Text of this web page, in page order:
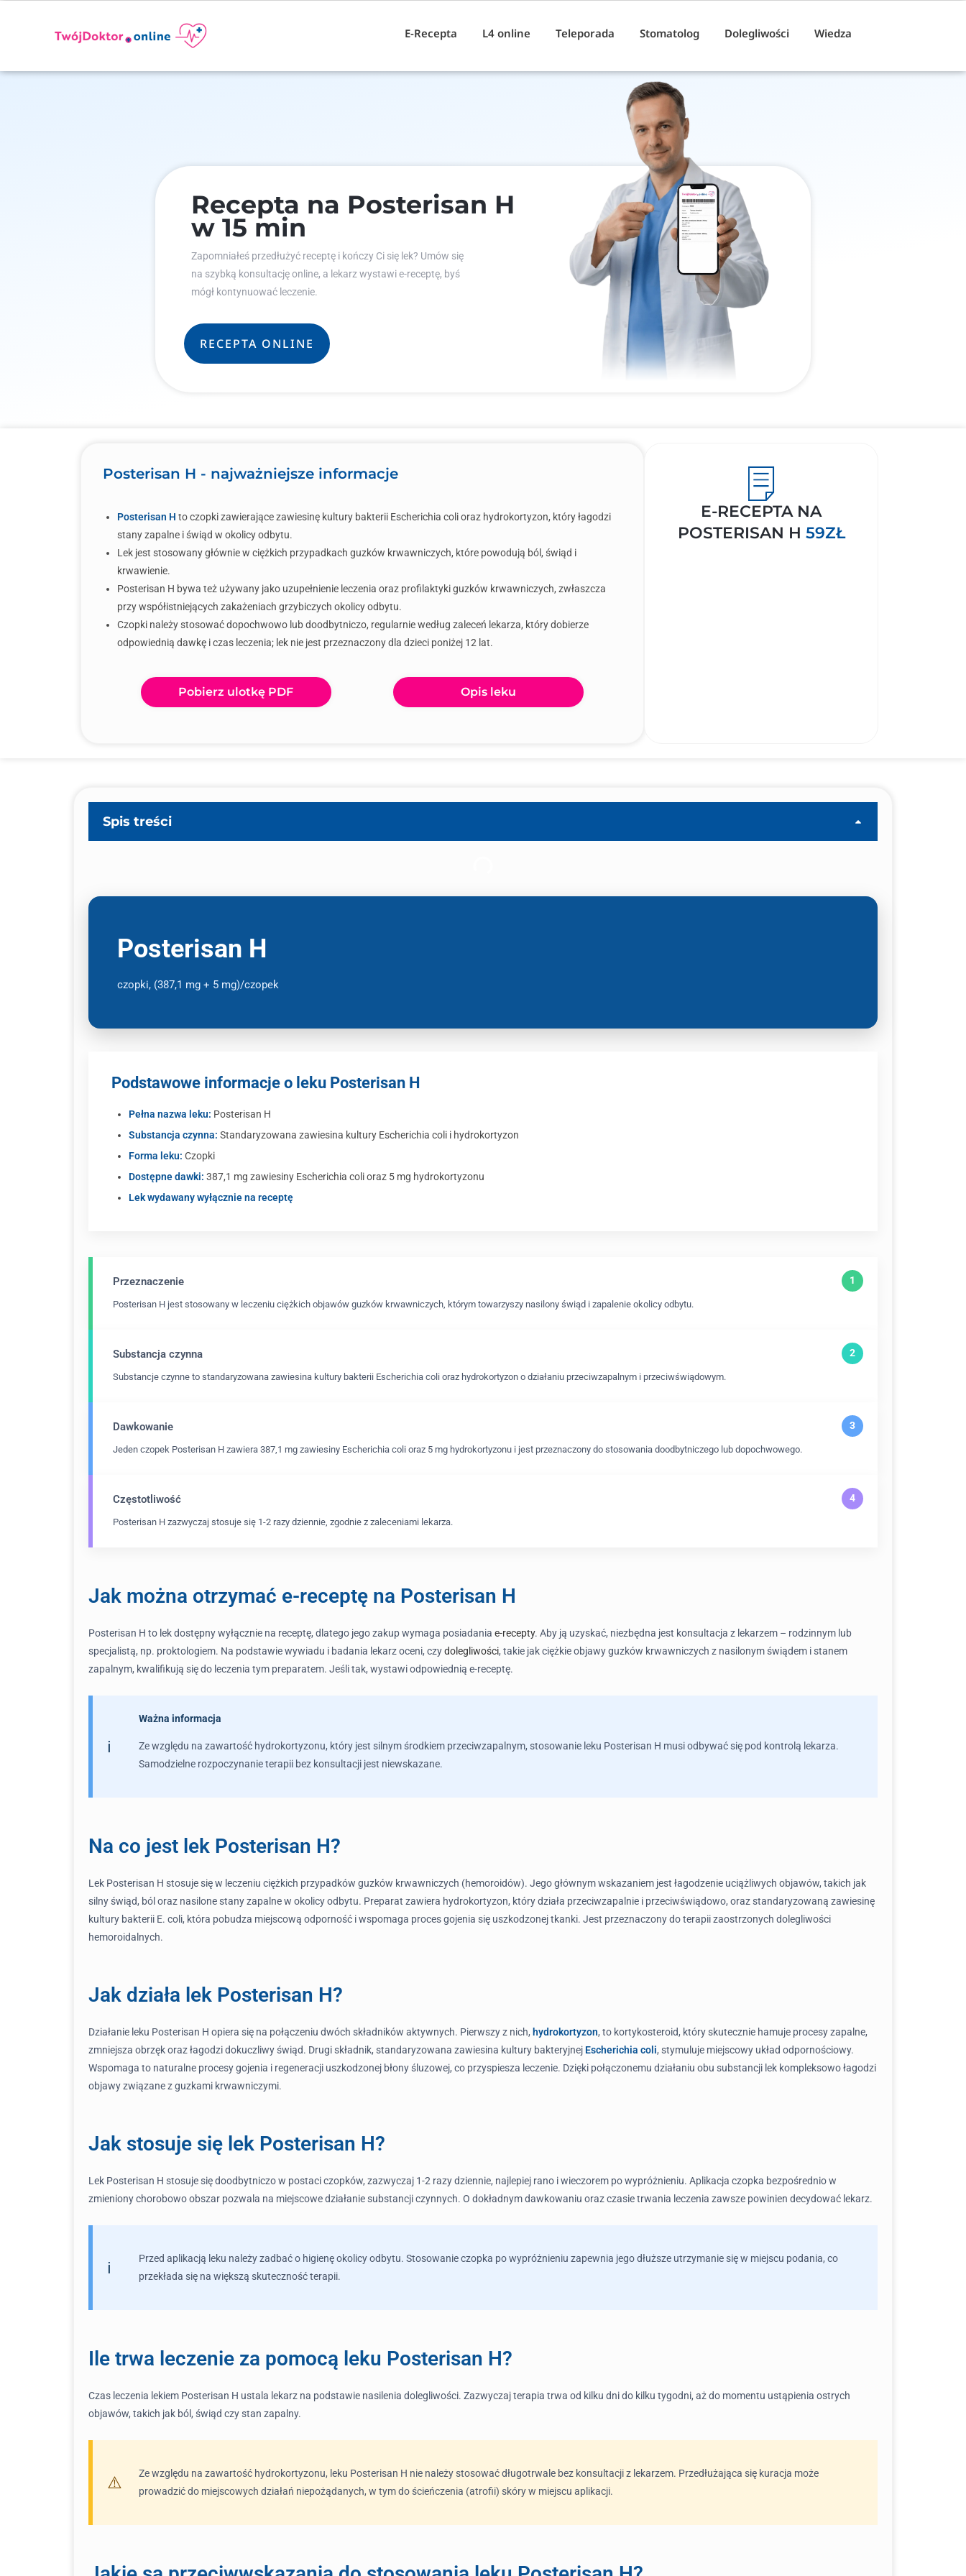
E-Recepta L4 online Teleporada Stomatolog Dolegliwości Wiedza
Recepta na Posterisan H
w 15 min
Zapomniałeś przedłużyć receptę i kończy Ci się lek? Umów się
na szybką konsultację online, a lekarz wystawi e-receptę, byś
mógł kontynuować leczenie.
RECEPTA ONLINE
Posterisan H - najważniejsze informacje
Posterisan H to czopki zawierające zawiesinę kultury bakterii Escherichia coli oraz hydrokortyzon, który łagodzi
stany zapalne i świąd w okolicy odbytu.
Lek jest stosowany głównie w ciężkich przypadkach guzków krwawniczych, które powodują ból, świąd i
krwawienie.
Posterisan H bywa też używany jako uzupełnienie leczenia oraz profilaktyki guzków krwawniczych, zwłaszcza
przy współistniejących zakażeniach grzybiczych okolicy odbytu.
Czopki należy stosować dopochwowo lub doodbytniczo, regularnie według zaleceń lekarza, który dobierze
odpowiednią dawkę i czas leczenia; lek nie jest przeznaczony dla dzieci poniżej 12 lat.
Pobierz ulotkę PDF Opis leku
E-RECEPTA NA
POSTERISAN H 59ZŁ
Spis treści
Posterisan H
czopki, (387,1 mg + 5 mg)/czopek
Podstawowe informacje o leku Posterisan H
Pełna nazwa leku: Posterisan H
Substancja czynna: Standaryzowana zawiesina kultury Escherichia coli i hydrokortyzon
Forma leku: Czopki
Dostępne dawki: 387,1 mg zawiesiny Escherichia coli oraz 5 mg hydrokortyzonu
Lek wydawany wyłącznie na receptę
Przeznaczenie
Posterisan H jest stosowany w leczeniu ciężkich objawów guzków krwawniczych, którym towarzyszy nasilony świąd i zapalenie okolicy odbytu.
Substancja czynna
Substancje czynne to standaryzowana zawiesina kultury bakterii Escherichia coli oraz hydrokortyzon o działaniu przeciwzapalnym i przeciwświądowym.
Dawkowanie
Jeden czopek Posterisan H zawiera 387,1 mg zawiesiny Escherichia coli oraz 5 mg hydrokortyzonu i jest przeznaczony do stosowania doodbytniczego lub dopochwowego.
Częstotliwość
Posterisan H zazwyczaj stosuje się 1-2 razy dziennie, zgodnie z zaleceniami lekarza.
Jak można otrzymać e-receptę na Posterisan H
Posterisan H to lek dostępny wyłącznie na receptę, dlatego jego zakup wymaga posiadania e-recepty. Aby ją uzyskać, niezbędna jest konsultacja z lekarzem – rodzinnym lub
specjalistą, np. proktologiem. Na podstawie wywiadu i badania lekarz oceni, czydolegliwości, takie jak ciężkie objawy guzków krwawniczych z nasilonym świądem i stanem
zapalnym, kwalifikują się do leczenia tym preparatem. Jeśli tak, wystawi odpowiednią e-receptę.
Ważna informacja
Ze względu na zawartość hydrokortyzonu, który jest silnym środkiem przeciwzapalnym, stosowanie leku Posterisan H musi odbywać się pod kontrolą lekarza.
Samodzielne rozpoczynanie terapii bez konsultacji jest niewskazane.
Na co jest lek Posterisan H?
Lek Posterisan H stosuje się w leczeniu ciężkich przypadków guzków krwawniczych (hemoroidów). Jego głównym wskazaniem jest łagodzenie uciążliwych objawów, takich jak
silny świąd, ból oraz nasilone stany zapalne w okolicy odbytu. Preparat zawiera hydrokortyzon, który działa przeciwzapalnie i przeciwświądowo, oraz standaryzowaną zawiesinę
kultury bakterii E. coli, która pobudza miejscową odporność i wspomaga proces gojenia się uszkodzonej tkanki. Jest przeznaczony do terapii zaostrzonych dolegliwości
hemoroidalnych.
Jak działa lek Posterisan H?
Działanie leku Posterisan H opiera się na połączeniu dwóch składników aktywnych. Pierwszy z nich, hydrokortyzon, to kortykosteroid, który skutecznie hamuje procesy zapalne,
zmniejsza obrzęk oraz łagodzi dokuczliwy świąd. Drugi składnik, standaryzowana zawiesina kultury bakteryjnej Escherichia coli, stymuluje miejscowy układ odpornościowy.
Wspomaga to naturalne procesy gojenia i regeneracji uszkodzonej błony śluzowej, co przyspiesza leczenie. Dzięki połączonemu działaniu obu substancji lek kompleksowo łagodzi
objawy związane z guzkami krwawniczymi.
Jak stosuje się lek Posterisan H?
Lek Posterisan H stosuje się doodbytniczo w postaci czopków, zazwyczaj 1-2 razy dziennie, najlepiej rano i wieczorem po wypróżnieniu. Aplikacja czopka bezpośrednio w
zmieniony chorobowo obszar pozwala na miejscowe działanie substancji czynnych. O dokładnym dawkowaniu oraz czasie trwania leczenia zawsze powinien decydować lekarz.
Przed aplikacją leku należy zadbać o higienę okolicy odbytu. Stosowanie czopka po wypróżnieniu zapewnia jego dłuższe utrzymanie się w miejscu podania, co
przekłada się na większą skuteczność terapii.
Ile trwa leczenie za pomocą leku Posterisan H?
Czas leczenia lekiem Posterisan H ustala lekarz na podstawie nasilenia dolegliwości. Zazwyczaj terapia trwa od kilku dni do kilku tygodni, aż do momentu ustąpienia ostrych
objawów, takich jak ból, świąd czy stan zapalny.
Ze względu na zawartość hydrokortyzonu, leku Posterisan H nie należy stosować długotrwale bez konsultacji z lekarzem. Przedłużająca się kuracja może
prowadzić do miejscowych działań niepożądanych, w tym do ścieńczenia (atrofii) skóry w miejscu aplikacji.